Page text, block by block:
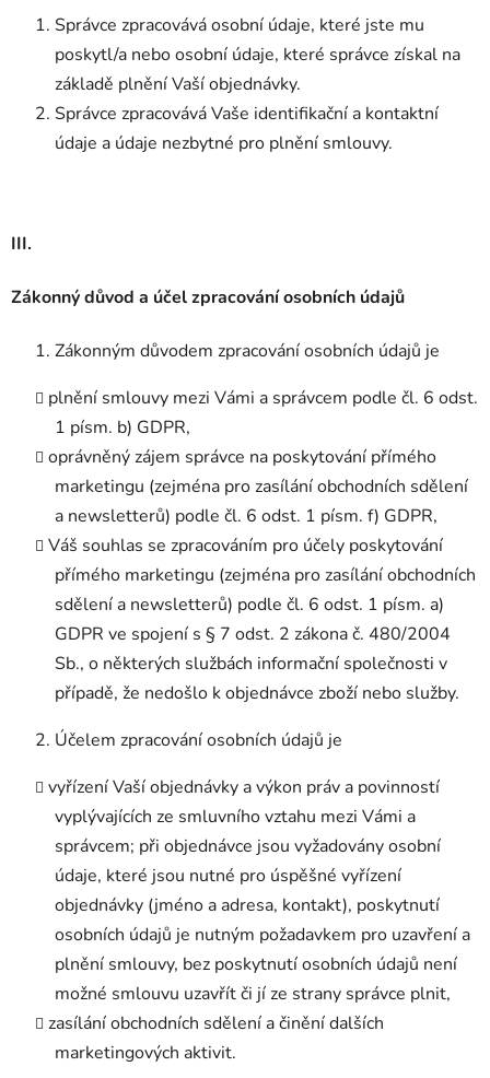
Správce zpracovává osobní údaje, které jste mu
poskytl/a nebo osobní údaje, které správce získal na
základě plnění Vaší objednávky.
Správce zpracovává Vaše identifikační a kontaktní
údaje a údaje nezbytné pro plnění smlouvy.
III.
Zákonný důvod a účel zpracování osobních údajů
Zákonným důvodem zpracování osobních údajů je
plnění smlouvy mezi Vámi a správcem podle čl. 6 odst.
1 písm. b) GDPR,
oprávněný zájem správce na poskytování přímého
marketingu (zejména pro zasílání obchodních sdělení
a newsletterů) podle čl. 6 odst. 1 písm. f) GDPR,
Váš souhlas se zpracováním pro účely poskytování
přímého marketingu (zejména pro zasílání obchodních
sdělení a newsletterů) podle čl. 6 odst. 1 písm. a)
GDPR ve spojení s § 7 odst. 2 zákona č. 480/2004
Sb., o některých službách informační společnosti v
případě, že nedošlo k objednávce zboží nebo služby.
Účelem zpracování osobních údajů je
vyřízení Vaší objednávky a výkon práv a povinností
vyplývajících ze smluvního vztahu mezi Vámi a
správcem; při objednávce jsou vyžadovány osobní
údaje, které jsou nutné pro úspěšné vyřízení
objednávky (jméno a adresa, kontakt), poskytnutí
osobních údajů je nutným požadavkem pro uzavření a
plnění smlouvy, bez poskytnutí osobních údajů není
možné smlouvu uzavřít či jí ze strany správce plnit,
zasílání obchodních sdělení a činění dalších
marketingových aktivit.